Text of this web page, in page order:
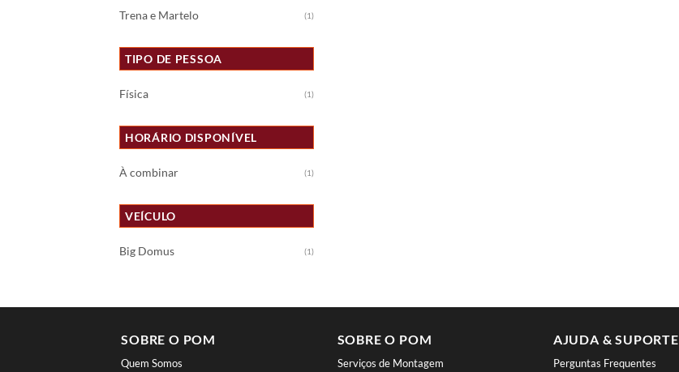
Trena e Martelo (1)
TIPO DE PESSOA
Física (1)
HORÁRIO DISPONÍVEL
À combinar (1)
VEÍCULO
Big Domus (1)
SOBRE O POM
Quem Somos
SOBRE O POM
Serviços de Montagem
AJUDA & SUPORTE
Perguntas Frequentes